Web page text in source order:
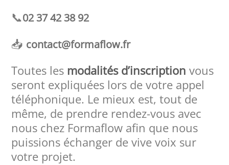
📞02 37 42 38 92
📥 contact@formaflow.fr
Toutes les modalités d’inscription vous
seront expliquées lors de votre appel
téléphonique. Le mieux est, tout de
même, de prendre rendez-vous avec
nous chez Formaflow afin que nous
puissions échanger de vive voix sur
votre projet.